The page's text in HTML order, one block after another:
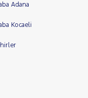
Adana
Kocaeli